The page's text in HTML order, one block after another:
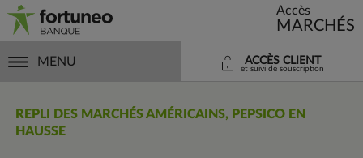
Accès
MARCHÉS
MENU ACCÈS CLIENT
et suivi de souscription
REPLI DES MARCHÉS AMÉRICAINS, PEPSICO EN
HAUSSE